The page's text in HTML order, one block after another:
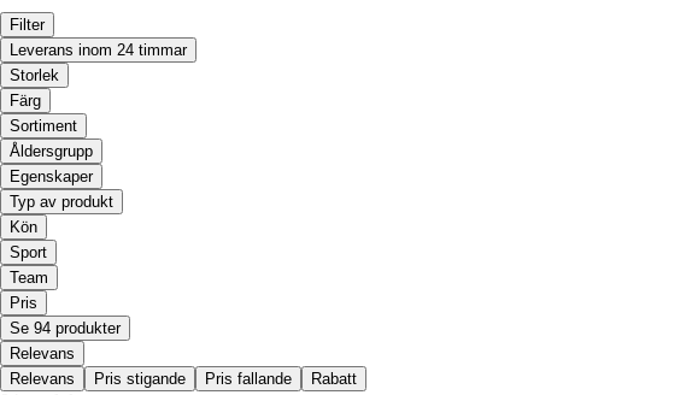
Filter
Leverans inom 24 timmar
Storlek
Färg
Sortiment
Åldersgrupp
Egenskaper
Typ av produkt
Kön
Sport
Team
Pris
Se 94 produkter
Relevans
Relevans
Pris stigande Pris fallande Rabatt